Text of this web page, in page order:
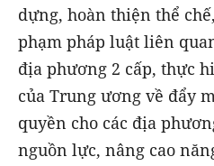
dựng, hoàn thiện thể
phạm pháp luật liên
địa phương 2 cấp, thực
của Trung ương về đẩy
quyền cho các địa
nguồn lực, nâng cao